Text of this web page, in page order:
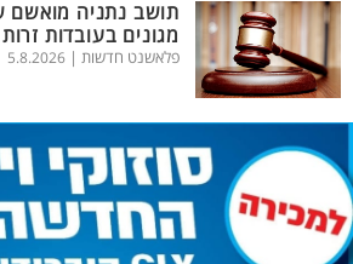
תושב נתניה מואשם
מגונים בעובדות זרות
פלאשנט חדשות | 5.8.2026